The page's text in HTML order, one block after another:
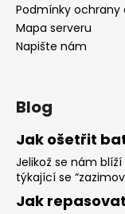
Podmínky ochrany
Mapa serveru
Napište nám
Blog
Jak ošetřit
Jelikož se nám
týkající se
Jak